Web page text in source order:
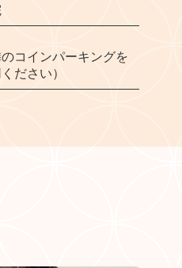
のコインパーキングを
ださい）